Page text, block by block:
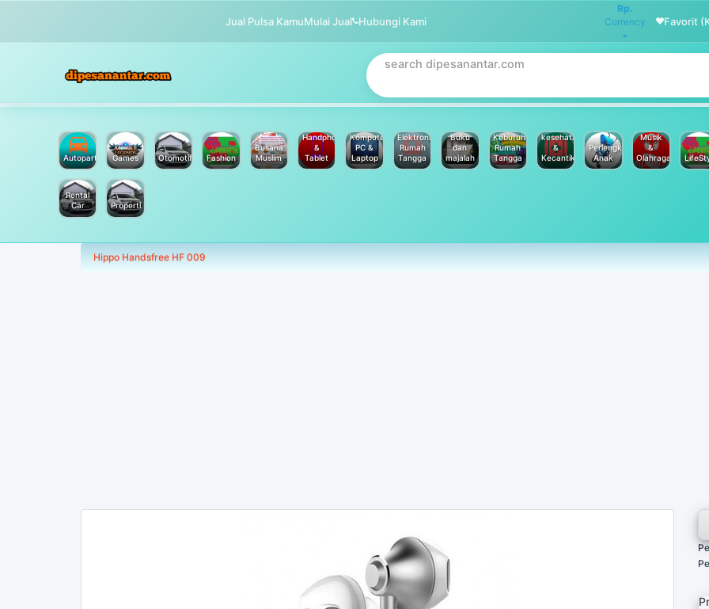
Jual Pulsa KamuMulai Jual Hubungi Kami
Rp.
Currency
Favorit
Autoparts Games Otomotif Fashion
Busana
Muslim
Handphone
&
Tablet
Komputer
PC &
Laptop
Elektronik
Rumah
Tangga
Buku
dan
majalah
Kebutuhan
Rumah
Tangga
kesehatan
&
Kecantikan
Perlengkapan
Anak
Musik
&
Olahraga
Rental
Car
Properti
Hippo Handsfree HF 009